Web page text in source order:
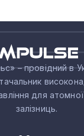
– провідний в
для
залізниць.